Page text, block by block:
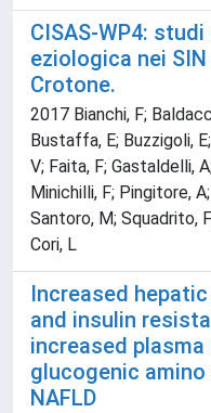
CISAS-WP4:
eziologica nei
Crotone.
2017 Bianchi, F;
Bustaffa, E; Buzzigoli,
V; Faita, F; Gastaldelli,
Minichilli, F; Pingitore,
Santoro, M; Squadrito,
Cori, L
Increased
and insulin
increased
glucogenic
NAFLD